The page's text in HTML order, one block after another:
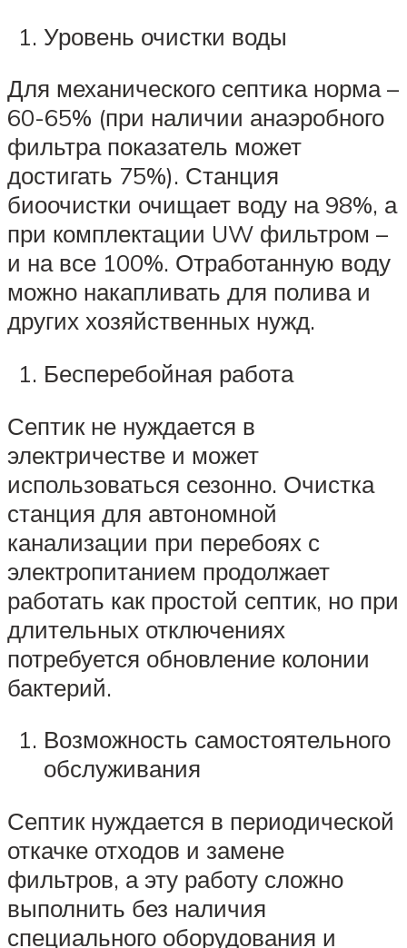
Уровень очистки воды
Для механического септика норма –
60-65% (при наличии анаэробного
фильтра показатель может
достигать 75%). Станция
биоочистки очищает воду на 98%, а
при комплектации UW фильтром –
и на все 100%. Отработанную воду
можно накапливать для полива и
других хозяйственных нужд.
Бесперебойная работа
Септик не нуждается в
электричестве и может
использоваться сезонно. Очистка
станция для автономной
канализации при перебоях с
электропитанием продолжает
работать как простой септик, но при
длительных отключениях
потребуется обновление колонии
бактерий.
Возможность самостоятельного
обслуживания
Септик нуждается в периодической
откачке отходов и замене
фильтров, а эту работу сложно
выполнить без наличия
специального оборудования и